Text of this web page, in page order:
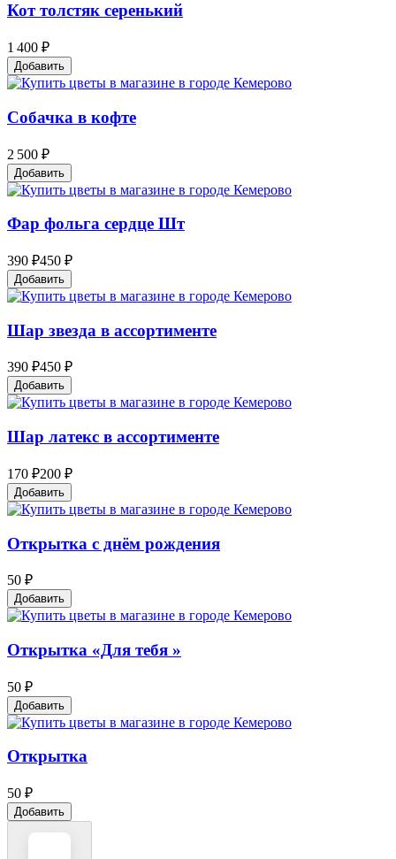
Кот толстяк серенький
1 400 ₽
Добавить
Собачка в кофте
2 500 ₽
Добавить
Фар фольга сердце Шт
390 ₽450 ₽
Добавить
Шар звезда в ассортименте
390 ₽450 ₽
Добавить
Шар латекс в ассортименте
170 ₽200 ₽
Добавить
Открытка с днём рождения
50 ₽
Добавить
Открытка «Для тебя »
50 ₽
Добавить
Открытка
50 ₽
Добавить